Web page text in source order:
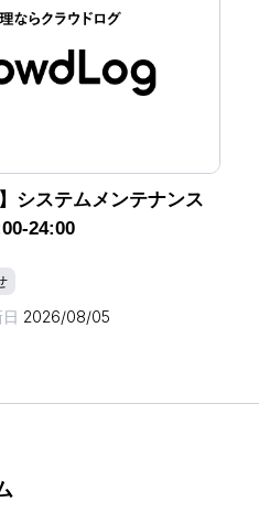
システムメンテナンス
24:00
2026/08/05